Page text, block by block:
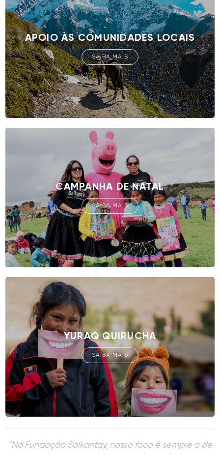
APOIO ÀS COMUNIDADES LOCAIS
SAIBA MAIS
CAMPANHA DE NATAL
SAIBA MAIS
YURAQ QUIRUCHA
SAIBA MAIS
"Na Fundação Salkantay, nosso foco é sempre o de